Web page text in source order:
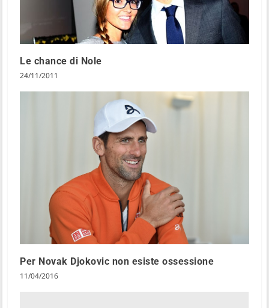
Le chance di Nole
24/11/2011
Per Novak Djokovic non esiste ossessione
11/04/2016